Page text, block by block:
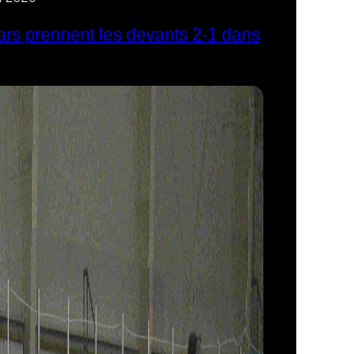
prennent les devants 2-1 dans